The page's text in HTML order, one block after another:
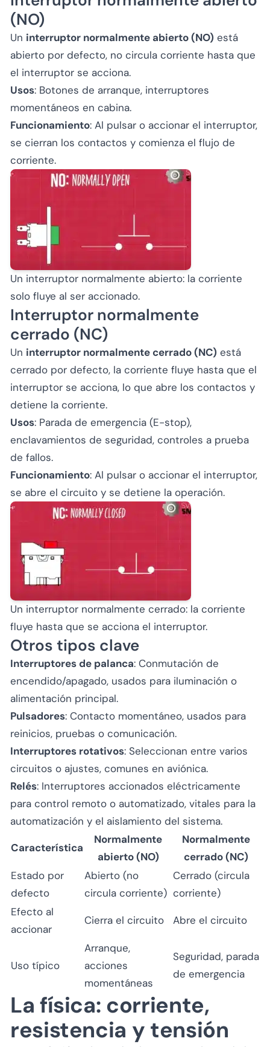
(NO)
Un interruptor normalmente abierto (NO) está
abierto por defecto, no circula corriente hasta que
el interruptor se acciona.
Usos: Botones de arranque, interruptores
momentáneos en cabina.
Funcionamiento: Al pulsar o accionar el interruptor,
se cierran los contactos y comienza el flujo de
corriente.
Un interruptor normalmente abierto: la corriente
solo fluye al ser accionado.
Interruptor normalmente
cerrado (NC)
Un interruptor normalmente cerrado (NC) está
cerrado por defecto, la corriente fluye hasta que el
interruptor se acciona, lo que abre los contactos y
detiene la corriente.
Usos: Parada de emergencia (E-stop),
enclavamientos de seguridad, controles a prueba
de fallos.
Funcionamiento: Al pulsar o accionar el interruptor,
se abre el circuito y se detiene la operación.
Un interruptor normalmente cerrado: la corriente
fluye hasta que se acciona el interruptor.
Otros tipos clave
Interruptores de palanca: Conmutación de
encendido/apagado, usados para iluminación o
alimentación principal.
Pulsadores: Contacto momentáneo, usados para
reinicios, pruebas o comunicación.
Interruptores rotativos: Seleccionan entre varios
circuitos o ajustes, comunes en aviónica.
Relés: Interruptores accionados eléctricamente
para control remoto o automatizado, vitales para la
automatización y el aislamiento del sistema.
Característica
Normalmente
abierto (NO)
Normalmente
cerrado (NC)
Estado por
defecto
Abierto (no
circula corriente)
Cerrado (circula
corriente)
Efecto al
accionar
Cierra el circuito Abre el circuito
Uso típico
Arranque,
acciones
momentáneas
Seguridad, parada
de emergencia
La física: corriente,
resistencia y tensión